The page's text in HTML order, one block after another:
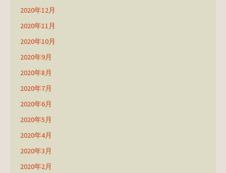
2020年12月
2020年11月
2020年10月
2020年9月
2020年8月
2020年7月
2020年6月
2020年5月
2020年4月
2020年3月
2020年2月